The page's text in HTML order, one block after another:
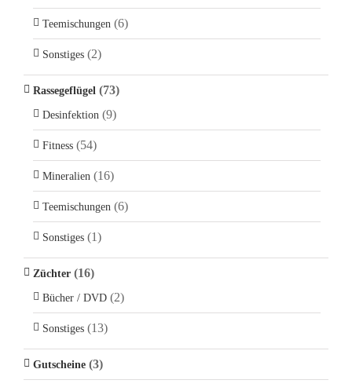
Teemischungen (6)
Sonstiges (2)
Rassegeflügel (73)
Desinfektion (9)
Fitness (54)
Mineralien (16)
Teemischungen (6)
Sonstiges (1)
Züchter (16)
Bücher / DVD (2)
Sonstiges (13)
Gutscheine (3)